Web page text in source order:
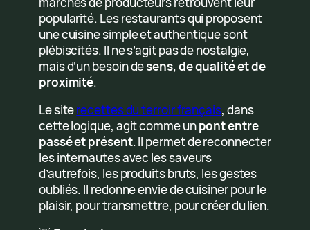
popularité. Les restaurants qui proposent
une cuisine simple et authentique sont
plébiscités. Il ne s’agit pas de nostalgie,
mais d’un besoin desens, de qualité et de
proximité.
Le siterecettes du terroir français, dans
cette logique, agit comme unpont entre
passé et présent. Il permet de reconnecter
les internautes avec les saveurs
d’autrefois, les produits bruts, les gestes
oubliés. Il redonne envie de cuisiner pour le
plaisir, pour transmettre, pour créer du lien.